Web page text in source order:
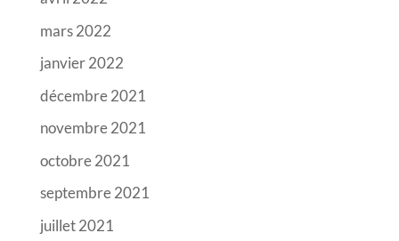
mars 2022
janvier 2022
décembre 2021
novembre 2021
octobre 2021
septembre 2021
juillet 2021